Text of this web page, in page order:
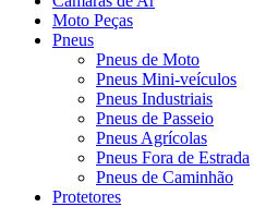
Moto Peças
Pneus
Pneus de Moto
Pneus Mini-veículos
Pneus Industriais
Pneus de Passeio
Pneus Agrícolas
Pneus Fora de Estrada
Pneus de Caminhão
Protetores